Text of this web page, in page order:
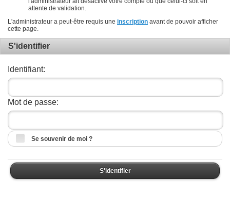
attente de validation.
L'administrateur a peut-être requis une inscription avant de pouvoir afficher
cette page.
S'identifier
Identifiant:
Mot de passe:
Se souvenir de moi ?
S'identifier